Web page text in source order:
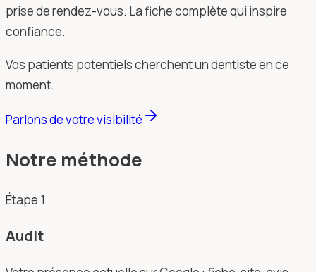
prise de rendez-vous. La fiche complète qui inspire
confiance.
Vos patients potentiels cherchent un dentiste en ce
moment.
Parlons de votre visibilité
Notre méthode
Étape 1
Audit